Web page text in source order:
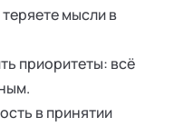
мысли в
приоритеты: всё
в принятии